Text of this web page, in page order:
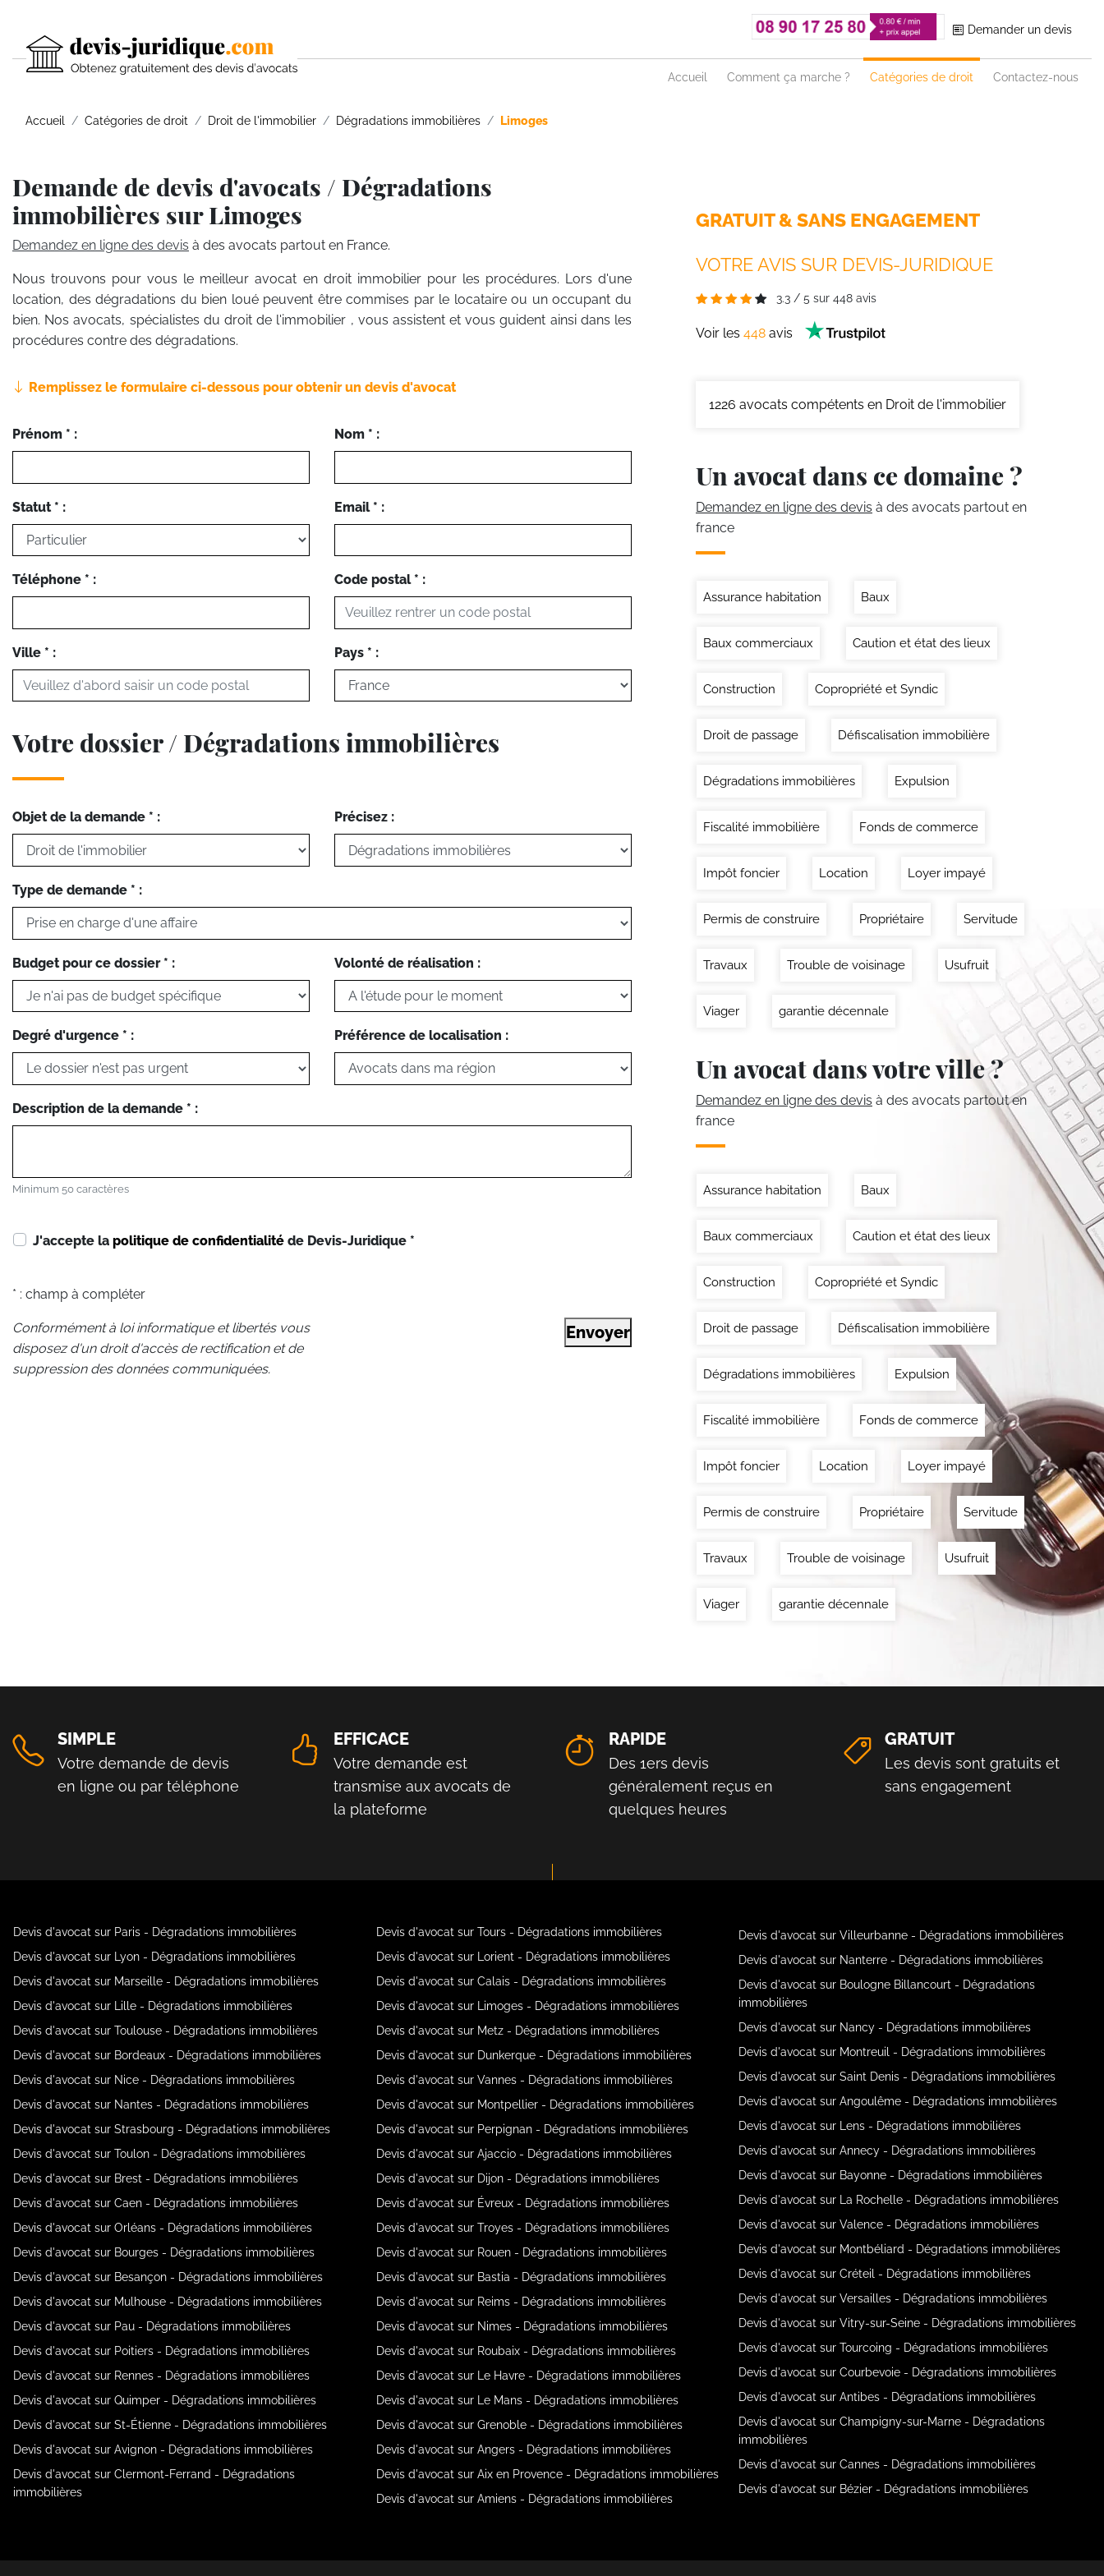
Demander un devis
Accueil Comment ça marche ? Catégories de droit Contactez-nous
Accueil Catégories de droit Droit de l'immobilier Dégradations immobilières Limoges
Demande de devis d'avocats / Dégradations
immobilières sur Limoges
Demandez en ligne des devis à des avocats partout en France.
Nous trouvons pour vous le meilleur avocat en droit immobilier pour les procédures. Lors d'une
location, des dégradations du bien loué peuvent être commises par le locataire ou un occupant du
bien. Nos avocats, spécialistes du droit de l'immobilier , vous assistent et vous guident ainsi dans les
procédures contre des dégradations.
Remplissez le formulaire ci-dessous pour obtenir un devis d'avocat
Prénom * : Nom * :
Statut * : Email * :
Téléphone * : Code postal * :
Ville * : Pays * :
Votre dossier / Dégradations immobilières
Objet de la demande * : Précisez :
Type de demande * :
Budget pour ce dossier * : Volonté de réalisation :
Degré d'urgence * : Préférence de localisation :
Description de la demande * :
Minimum 50 caractères
J'accepte la politique de confidentialité de Devis-Juridique *
* : champ à compléter
Conformément à loi informatique et libertés vous
disposez d'un droit d'accès de rectification et de
suppression des données communiquées.
Envoyer
GRATUIT & SANS ENGAGEMENT
VOTRE AVIS SUR DEVIS-JURIDIQUE
3.3 / 5 sur 448 avis
Voir les 448 avis
1226 avocats compétents en Droit de l'immobilier
Un avocat dans ce domaine ?
Demandez en ligne des devis à des avocats partout en
france
Assurance habitation Baux
Baux commerciaux Caution et état des lieux
Construction Copropriété et Syndic
Droit de passage Défiscalisation immobilière
Dégradations immobilières Expulsion
Fiscalité immobilière Fonds de commerce
Impôt foncier Location Loyer impayé
Permis de construire Propriétaire Servitude
Travaux Trouble de voisinage Usufruit
Viager garantie décennale
Un avocat dans votre ville ?
Demandez en ligne des devis à des avocats partout en
france
Assurance habitation Baux
Baux commerciaux Caution et état des lieux
Construction Copropriété et Syndic
Droit de passage Défiscalisation immobilière
Dégradations immobilières Expulsion
Fiscalité immobilière Fonds de commerce
Impôt foncier Location Loyer impayé
Permis de construire Propriétaire Servitude
Travaux Trouble de voisinage Usufruit
Viager garantie décennale
SIMPLE
Votre demande de devis
en ligne ou par téléphone
EFFICACE
Votre demande est
transmise aux avocats de
la plateforme
RAPIDE
Des 1ers devis
généralement reçus en
quelques heures
GRATUIT
Les devis sont gratuits et
sans engagement
Devis d'avocat sur Paris - Dégradations immobilières
Devis d'avocat sur Lyon - Dégradations immobilières
Devis d'avocat sur Marseille - Dégradations immobilières
Devis d'avocat sur Lille - Dégradations immobilières
Devis d'avocat sur Toulouse - Dégradations immobilières
Devis d'avocat sur Bordeaux - Dégradations immobilières
Devis d'avocat sur Nice - Dégradations immobilières
Devis d'avocat sur Nantes - Dégradations immobilières
Devis d'avocat sur Strasbourg - Dégradations immobilières
Devis d'avocat sur Toulon - Dégradations immobilières
Devis d'avocat sur Brest - Dégradations immobilières
Devis d'avocat sur Caen - Dégradations immobilières
Devis d'avocat sur Orléans - Dégradations immobilières
Devis d'avocat sur Bourges - Dégradations immobilières
Devis d'avocat sur Besançon - Dégradations immobilières
Devis d'avocat sur Mulhouse - Dégradations immobilières
Devis d'avocat sur Pau - Dégradations immobilières
Devis d'avocat sur Poitiers - Dégradations immobilières
Devis d'avocat sur Rennes - Dégradations immobilières
Devis d'avocat sur Quimper - Dégradations immobilières
Devis d'avocat sur St-Étienne - Dégradations immobilières
Devis d'avocat sur Avignon - Dégradations immobilières
Devis d'avocat sur Clermont-Ferrand - Dégradations
immobilières
Devis d'avocat sur Tours - Dégradations immobilières
Devis d'avocat sur Lorient - Dégradations immobilières
Devis d'avocat sur Calais - Dégradations immobilières
Devis d'avocat sur Limoges - Dégradations immobilières
Devis d'avocat sur Metz - Dégradations immobilières
Devis d'avocat sur Dunkerque - Dégradations immobilières
Devis d'avocat sur Vannes - Dégradations immobilières
Devis d'avocat sur Montpellier - Dégradations immobilières
Devis d'avocat sur Perpignan - Dégradations immobilières
Devis d'avocat sur Ajaccio - Dégradations immobilières
Devis d'avocat sur Dijon - Dégradations immobilières
Devis d'avocat sur Évreux - Dégradations immobilières
Devis d'avocat sur Troyes - Dégradations immobilières
Devis d'avocat sur Rouen - Dégradations immobilières
Devis d'avocat sur Bastia - Dégradations immobilières
Devis d'avocat sur Reims - Dégradations immobilières
Devis d'avocat sur Nimes - Dégradations immobilières
Devis d'avocat sur Roubaix - Dégradations immobilières
Devis d'avocat sur Le Havre - Dégradations immobilières
Devis d'avocat sur Le Mans - Dégradations immobilières
Devis d'avocat sur Grenoble - Dégradations immobilières
Devis d'avocat sur Angers - Dégradations immobilières
Devis d'avocat sur Aix en Provence - Dégradations immobilières
Devis d'avocat sur Amiens - Dégradations immobilières
Devis d'avocat sur Villeurbanne - Dégradations immobilières
Devis d'avocat sur Nanterre - Dégradations immobilières
Devis d'avocat sur Boulogne Billancourt - Dégradations
immobilières
Devis d'avocat sur Nancy - Dégradations immobilières
Devis d'avocat sur Montreuil - Dégradations immobilières
Devis d'avocat sur Saint Denis - Dégradations immobilières
Devis d'avocat sur Angoulême - Dégradations immobilières
Devis d'avocat sur Lens - Dégradations immobilières
Devis d'avocat sur Annecy - Dégradations immobilières
Devis d'avocat sur Bayonne - Dégradations immobilières
Devis d'avocat sur La Rochelle - Dégradations immobilières
Devis d'avocat sur Valence - Dégradations immobilières
Devis d'avocat sur Montbéliard - Dégradations immobilières
Devis d'avocat sur Créteil - Dégradations immobilières
Devis d'avocat sur Versailles - Dégradations immobilières
Devis d'avocat sur Vitry-sur-Seine - Dégradations immobilières
Devis d'avocat sur Tourcoing - Dégradations immobilières
Devis d'avocat sur Courbevoie - Dégradations immobilières
Devis d'avocat sur Antibes - Dégradations immobilières
Devis d'avocat sur Champigny-sur-Marne - Dégradations
immobilières
Devis d'avocat sur Cannes - Dégradations immobilières
Devis d'avocat sur Bézier - Dégradations immobilières